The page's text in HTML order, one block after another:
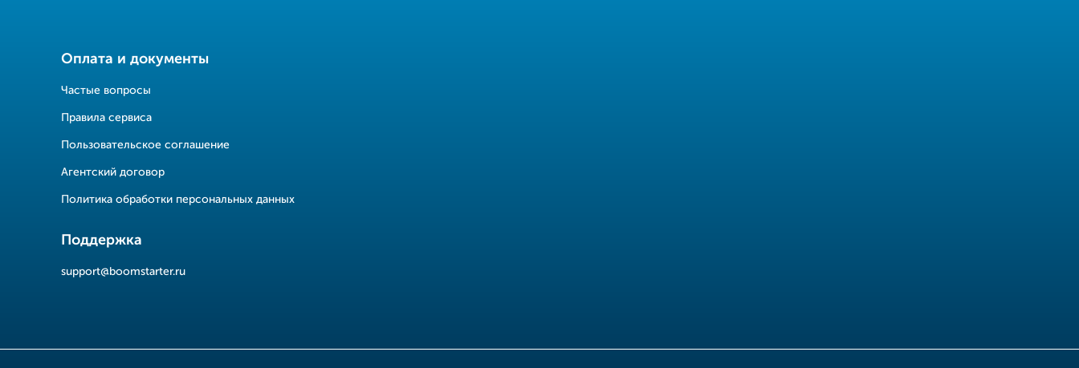
Оплата и документы
Частые вопросы
Правила сервиса
Пользовательское соглашение
Агентский договор
Политика обработки персональных данных
Поддержка
support@boomstarter.ru